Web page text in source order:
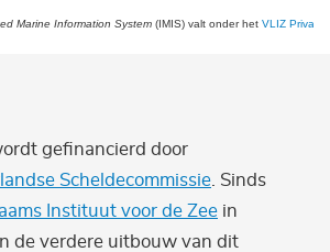
Marine Information System (IMIS) valt onder het VLIZ Privacy
gefinancierd door
Scheldecommissie . Sinds
Instituut voor de Zee in
de verdere uitbouw van dit